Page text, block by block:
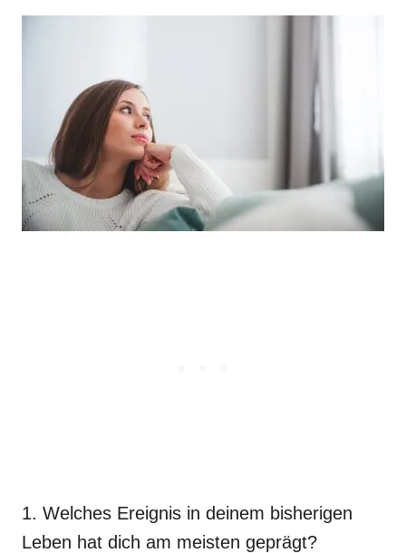
1. Welches Ereignis in deinem bisherigen
Leben hat dich am meisten geprägt?